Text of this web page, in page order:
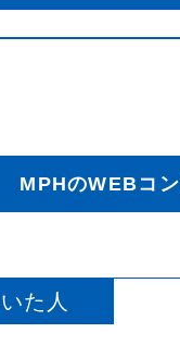
MPHのWEBコ
た人